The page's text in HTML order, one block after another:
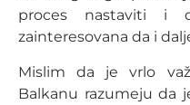
proces nastaviti i
zainteresovana da i
Mislim da je vrlo
Balkanu razumeju da